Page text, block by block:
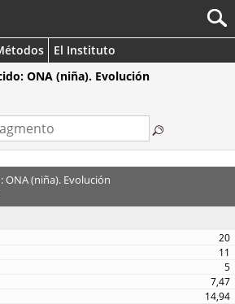
El Instituto
ONA (niña). Evolución
(niña). Evolución
20
11
5
7,47
14,94